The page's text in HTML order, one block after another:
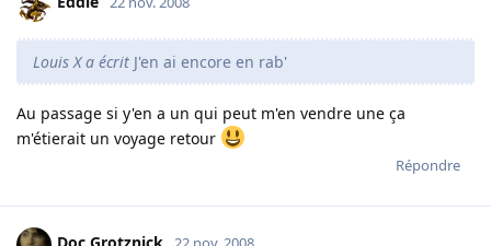
Louis X a écrit J'en ai encore en rab'
Au passage si y'en a un qui peut m'en vendre une ça
m'étierait un voyage retour
Répondre